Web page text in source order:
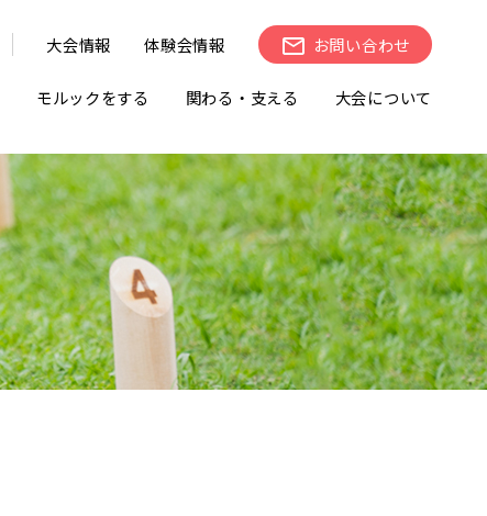
大会情報 体験会情報 お問い合わせ
モルックをする 関わる・支える 大会について